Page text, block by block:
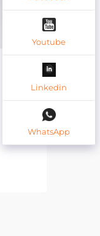
Youtube
Linkedin
WhatsApp